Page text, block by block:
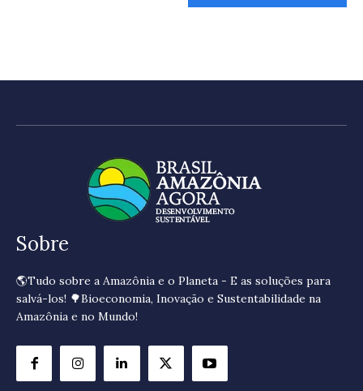
Sobre
🌎Tudo sobre a Amazônia e o Planeta - E as soluções para
salvá-los! 🌳Bioeconomia, Inovação e Sustentabilidade na
Amazônia e no Mundo!